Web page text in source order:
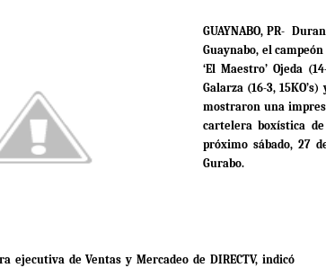
GUAYNABO, PR-
Guaynabo, el campeón
‘El Maestro’ Ojeda
Galarza (16-3,
mostraron una
cartelera boxística de
próximo sábado, 27
Gurabo.
ejecutiva de Ventas y Mercadeo de DIRECTV, indicó